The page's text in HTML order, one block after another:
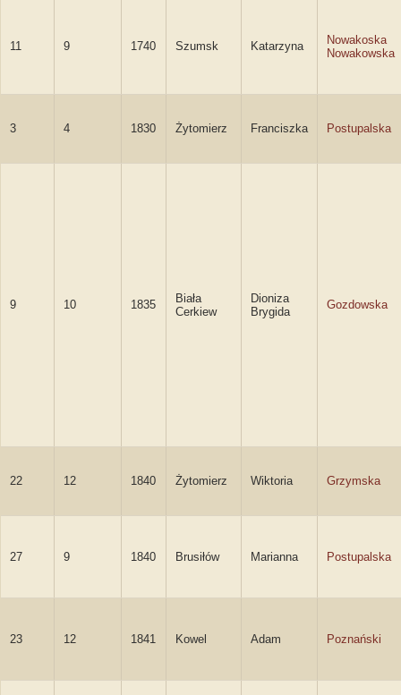
11 9 1740 Szumsk Katarzyna
Nowakoska
Nowakowska
3 4 1830 Żytomierz Franciszka Postupalska
9 10 1835
Biała
Cerkiew
Dioniza
Brygida
Gozdowska
22 12 1840 Żytomierz Wiktoria Grzymska
27 9 1840 Brusiłów Marianna Postupalska
23 12 1841 Kowel Adam Poznański